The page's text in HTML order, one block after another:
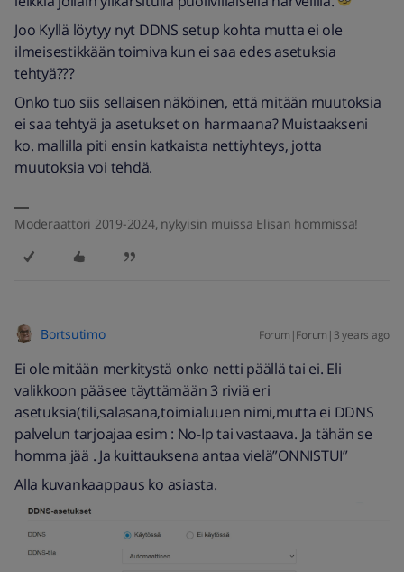
Joo Kyllä löytyy nyt DDNS setup kohta mutta ei ole
ilmeisestikkään toimiva kun ei saa edes asetuksia
tehtyä???
Onko tuo siis sellaisen näköinen, että mitään muutoksia
ei saa tehtyä ja asetukset on harmaana? Muistaakseni
ko. mallilla piti ensin katkaista nettiyhteys, jotta
muutoksia voi tehdä.
Moderaattori 2019-2024, nykyisin muissa Elisan hommissa!
Bortsutimo Forum|Forum|3 years ago
Ei ole mitään merkitystä onko netti päällä tai ei. Eli
valikkoon pääsee täyttämään 3 riviä eri
asetuksia(tili,salasana,toimialuuen nimi,mutta ei DDNS
palvelun tarjoajaa esim : No-Ip tai vastaava. Ja tähän se
homma jää . Ja kuittauksena antaa vielä”ONNISTUI”
Alla kuvankaappaus ko asiasta.